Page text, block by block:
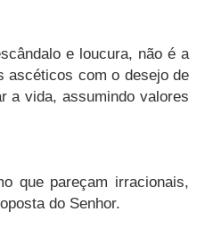
e loucura, não é a
ascéticos com o desejo de
a vida, assumindo valores
que pareçam irracionais,
do Senhor.